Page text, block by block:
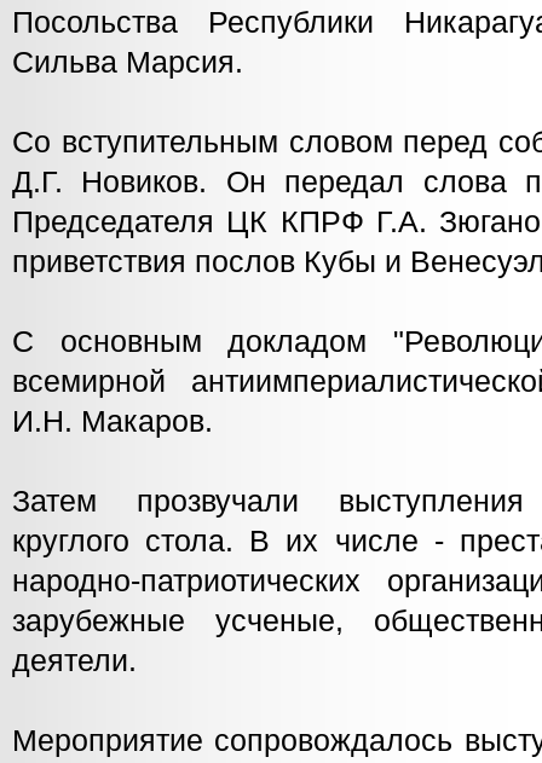
Посольства Республики
Сильва Марсия.
Со вступительным словом перед
Д.Г. Новиков. Он передал слова
Председателя ЦК КПРФ Г.А.
приветствия послов Кубы и
С основным докладом
всемирной
И.Н. Макаров.
Затем прозвучали
круглого стола. В их числе -
народно-патриотических
зарубежные усченые,
деятели.
Мероприятие сопровождалось